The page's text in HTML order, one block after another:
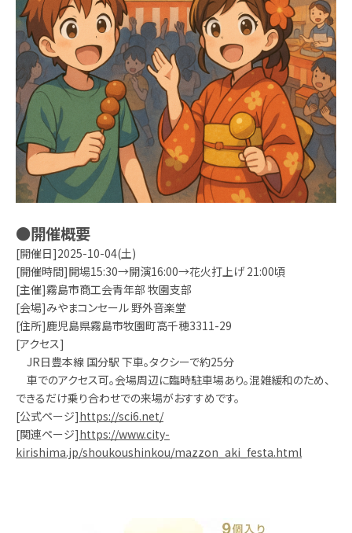
●開催概要
[開催日]2025-10-04(土)
[開催時間]開場15:30→開演16:00→花火打上げ 21:00頃
[主催]霧島市商工会青年部 牧園支部
[会場]みやまコンセール 野外音楽堂
[住所]鹿児島県霧島市牧園町高千穂3311-29
[アクセス]
JR日豊本線 国分駅 下車。タクシーで約25分
車でのアクセス可。会場周辺に臨時駐車場あり。混雑緩和のため、
できるだけ乗り合わせでの来場がおすすめです。
[公式ページ]https://sci6.net/
[関連ページ]https://www.city-
kirishima.jp/shoukoushinkou/mazzon_aki_festa.html